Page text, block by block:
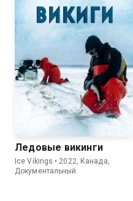
Ледовые викинги
Ice Vikings • 2022, Канада,
Документальный